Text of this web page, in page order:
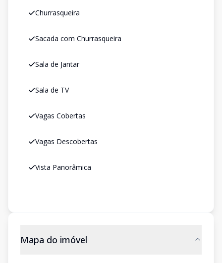
Churrasqueira
Sacada com Churrasqueira
Sala de Jantar
Sala de TV
Vagas Cobertas
Vagas Descobertas
Vista Panorâmica
Mapa do imóvel